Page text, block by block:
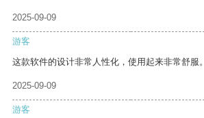
2025-09-09
游客
这款软件的设计非常人性化，使用起来非常舒服。
2025-09-09
游客